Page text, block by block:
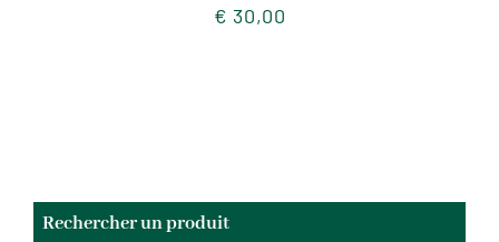
€ 30,00
Rechercher un produit